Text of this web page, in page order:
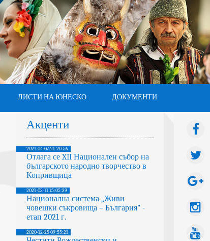
ЛИСТИ НА ЮНЕСКО ДОКУМЕНТИ
Акценти
2021-04-07 21:20:56
Отлага се XII Национален събор на
българското народно творчество в
Копривщица
2021-03-11 15:05:39
Национална система „Живи
човешки съкровища – България” -
етап 2021 г.
2020-12-25 09:55:21